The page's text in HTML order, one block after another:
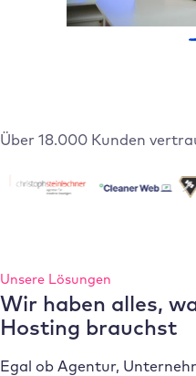
Über 18.000 Kunden
Unsere Lösungen
Wir haben alles,
Hosting brauchst
Egal ob Agentur,